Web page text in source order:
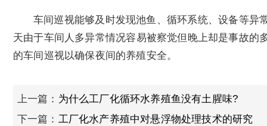
车间巡视能够及时发现池鱼、循环系统、设备等异
天由于车间人多异常情况容易被察觉但晚上却是事故的
的车间巡视以确保夜间的养殖安全。
上一篇： 为什么工厂化循环水养殖鱼没有土腥味?
下一篇： 工厂化水产养殖中对悬浮物处理技术的研究